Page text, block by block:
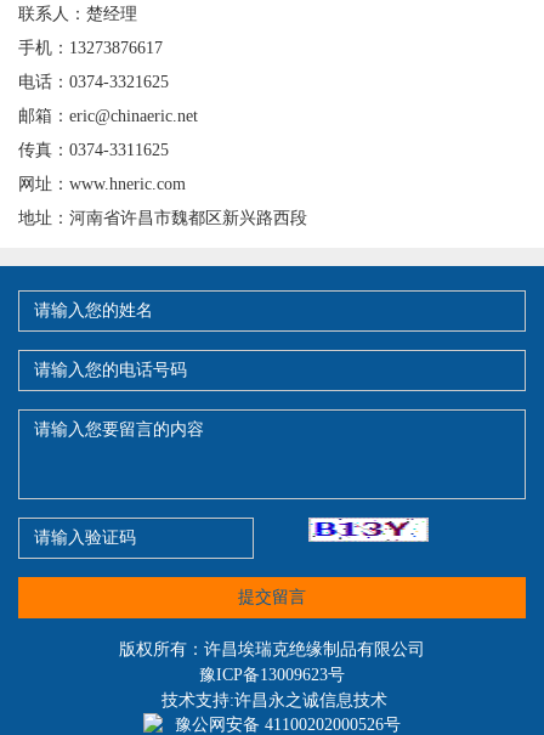
联系人：楚经理
手机：13273876617
电话：0374-3321625
邮箱：eric@chinaeric.net
传真：0374-3311625
网址：www.hneric.com
地址：河南省许昌市魏都区新兴路西段
提交留言
版权所有：许昌埃瑞克绝缘制品有限公司
豫ICP备13009623号
技术支持:许昌永之诚信息技术
豫公网安备 41100202000526号